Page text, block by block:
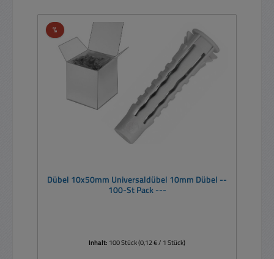
%Rabatt
Dübel 10x50mm Universaldübel 10mm Dübel --
100-St Pack ---
Inhalt: 100 Stück(0,12 € / 1 Stück)